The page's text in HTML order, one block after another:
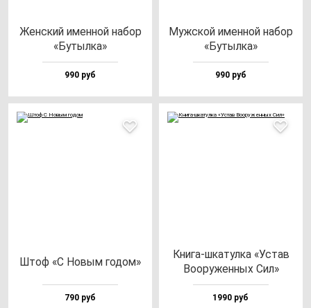
Жен­ский имен­ной на­бор
«Бутыл­ка»
990 руб
Муж­ской имен­ной на­бор
«Бутыл­ка»
990 руб
Штоф «С Новым го­дом»
790 руб
Кни­га-шка­тул­ка «Устав
Воору­жен­ных Сил»
1990 руб